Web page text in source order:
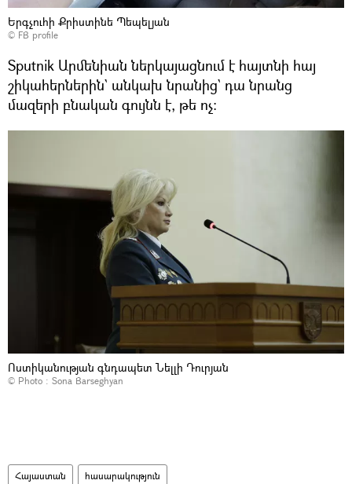
Երգչուհի Քրիստինե Պեպելյան
© FB profile
Sputnik Արմենիան ներկայացնում է հայտնի հայ
շիկահերներին` անկախ նրանից` դա նրանց
մազերի բնական գույնն է, թե ոչ։
Ոստիկանության գնդապետ Նելլի Դուրյան
© Photo : Sona Barseghyan
Հայաստան հասարակություն